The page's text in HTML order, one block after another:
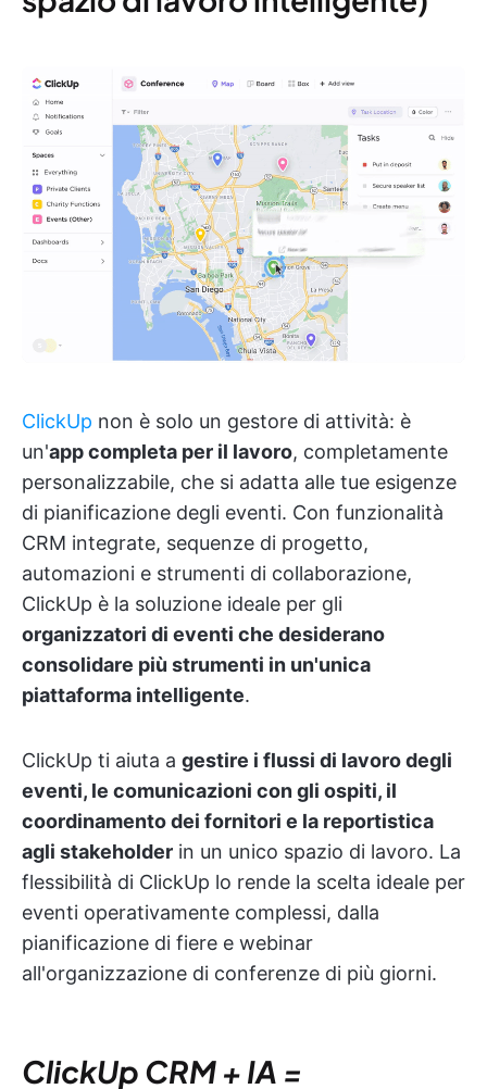
ClickUp non è solo un gestore di attività: è
un'app completa per il lavoro, completamente
personalizzabile, che si adatta alle tue esigenze
di pianificazione degli eventi. Con funzionalità
CRM integrate, sequenze di progetto,
automazioni e strumenti di collaborazione,
ClickUp è la soluzione ideale per gli
organizzatori di eventi che desiderano
consolidare più strumenti in un'unica
piattaforma intelligente.
ClickUp ti aiuta a gestire i flussi di lavoro degli
eventi, le comunicazioni con gli ospiti, il
coordinamento dei fornitori e la reportistica
agli stakeholder in un unico spazio di lavoro. La
flessibilità di ClickUp lo rende la scelta ideale per
eventi operativamente complessi, dalla
pianificazione di fiere e webinar
all'organizzazione di conferenze di più giorni.
ClickUp CRM + IA =